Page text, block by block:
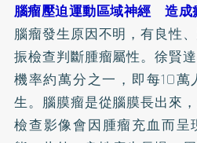
腦瘤壓迫運動區域神經 造成
腦瘤發生原因不明，有良性
振檢查判斷腫瘤屬性。徐賢
機率約萬分之一，即每10萬
生。腦膜瘤是從腦膜長出來
檢查影像會因腫瘤充血而